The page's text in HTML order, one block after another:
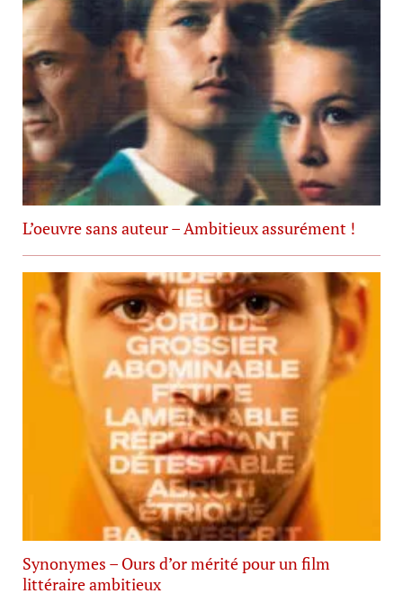
L’oeuvre sans auteur – Ambitieux assurément !
Synonymes – Ours d’or mérité pour un film
littéraire ambitieux